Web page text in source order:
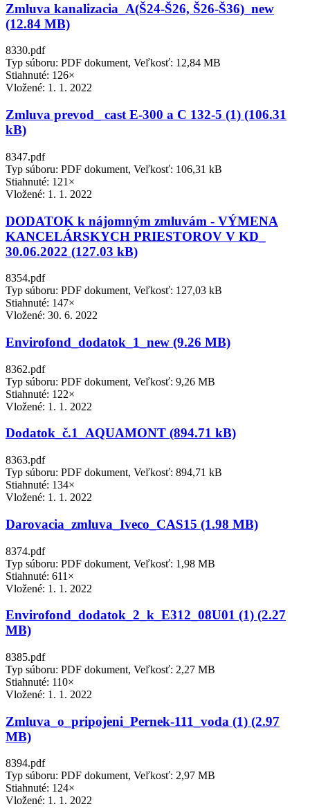
Zmluva kanalizacia_A(Š24-Š26, Š26-Š36)_new
(12.84 MB)
8330.pdf
Typ súboru: PDF dokument, Veľkosť: 12,84 MB
Stiahnuté: 126×
Vložené: 1. 1. 2022
Zmluva prevod_ cast E-300 a C 132-5 (1) (106.31
kB)
8347.pdf
Typ súboru: PDF dokument, Veľkosť: 106,31 kB
Stiahnuté: 121×
Vložené: 1. 1. 2022
DODATOK k nájomným zmluvám - VÝMENA
KANCELÁRSKYCH PRIESTOROV V KD_
30.06.2022 (127.03 kB)
8354.pdf
Typ súboru: PDF dokument, Veľkosť: 127,03 kB
Stiahnuté: 147×
Vložené: 30. 6. 2022
Envirofond_dodatok_1_new (9.26 MB)
8362.pdf
Typ súboru: PDF dokument, Veľkosť: 9,26 MB
Stiahnuté: 122×
Vložené: 1. 1. 2022
Dodatok_č.1_AQUAMONT (894.71 kB)
8363.pdf
Typ súboru: PDF dokument, Veľkosť: 894,71 kB
Stiahnuté: 134×
Vložené: 1. 1. 2022
Darovacia_zmluva_Iveco_CAS15 (1.98 MB)
8374.pdf
Typ súboru: PDF dokument, Veľkosť: 1,98 MB
Stiahnuté: 611×
Vložené: 1. 1. 2022
Envirofond_dodatok_2_k_E312_08U01 (1) (2.27
MB)
8385.pdf
Typ súboru: PDF dokument, Veľkosť: 2,27 MB
Stiahnuté: 110×
Vložené: 1. 1. 2022
Zmluva_o_pripojeni_Pernek-111_voda (1) (2.97
MB)
8394.pdf
Typ súboru: PDF dokument, Veľkosť: 2,97 MB
Stiahnuté: 124×
Vložené: 1. 1. 2022